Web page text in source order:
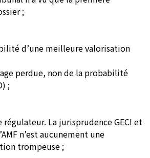
;
d’une meilleure valorisation
perdue, non de la probabilité
;
La jurisprudence GECI et
n’est aucunement une
trompeuse ;